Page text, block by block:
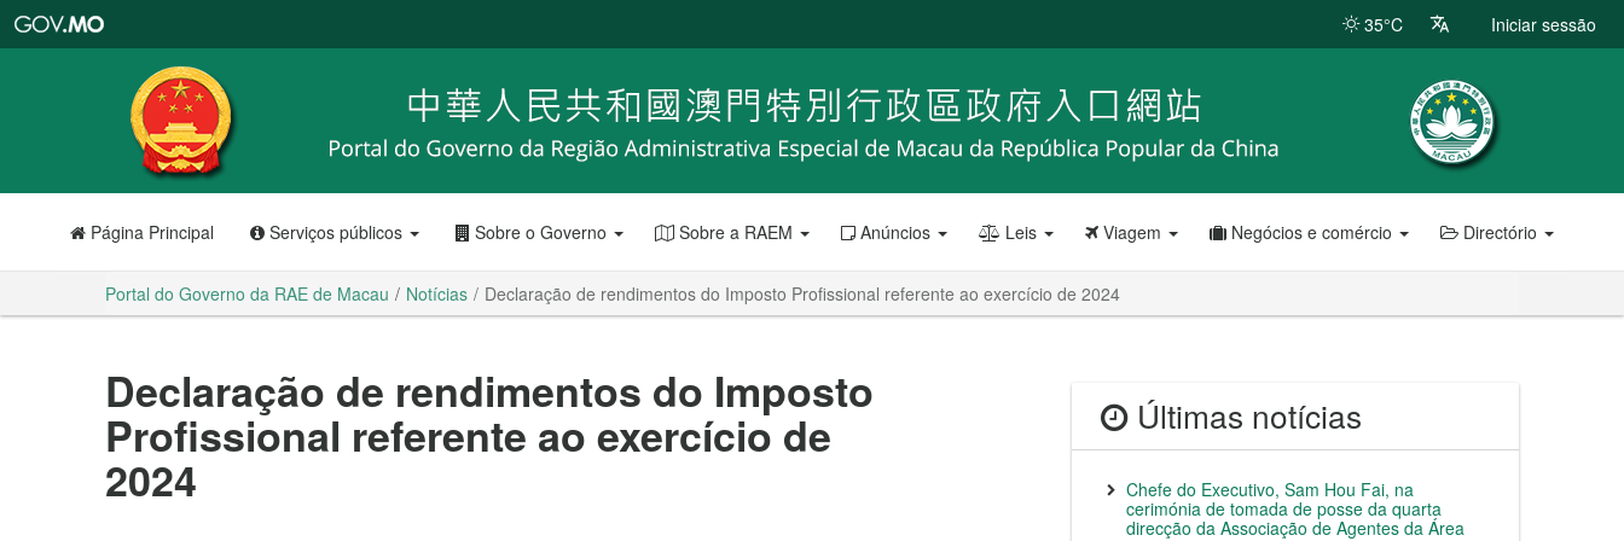
RAE
de
Macau
35°C Iniciar sessão
Página Principal Serviços públicos Sobre o Governo Sobre a RAEM Anúncios Leis Viagem Negócios e comércio Directório
Portal do Governo da RAE de Macau Notícias Declaração de rendimentos do Imposto Profissional referente ao exercício de 2024
Declaração de rendimentos do Imposto
Profissional referente ao exercício de
2024
Últimas notícias
Chefe do Executivo, Sam Hou Fai, na
cerimónia de tomada de posse da quarta
direcção da Associação de Agentes da Área